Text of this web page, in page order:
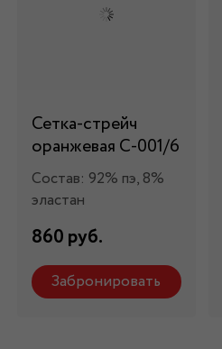
Сетка-стрейч
оранжевая С-001/6
Состав: 92% пэ, 8%
эластан
860 руб.
Забронировать